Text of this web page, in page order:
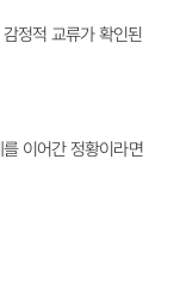
정적 교류가 확인된
이어간 정황이라면